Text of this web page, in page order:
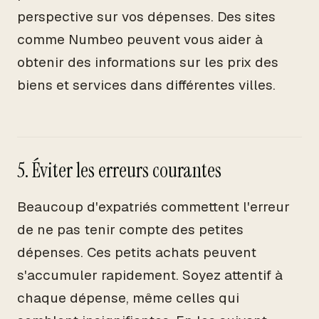
perspective sur vos dépenses. Des sites
comme Numbeo peuvent vous aider à
obtenir des informations sur les prix des
biens et services dans différentes villes.
5. Éviter les erreurs courantes
Beaucoup d'expatriés commettent l'erreur
de ne pas tenir compte des petites
dépenses. Ces petits achats peuvent
s'accumuler rapidement. Soyez attentif à
chaque dépense, même celles qui